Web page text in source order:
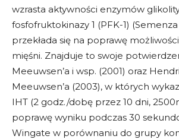
wzrasta aktywności enzymów
fosfofruktokinazy 1 (PFK-1) (Semenza
przekłada się na poprawę
mięśni. Znajduje to swoje
Meeuwsen’a i wsp. (2001) oraz
Meeuwsen’a (2003), w których
IHT (2 godz./dobę przez 10 dni,
poprawę wyniku podczas 30
Wingate w porównaniu do grupy